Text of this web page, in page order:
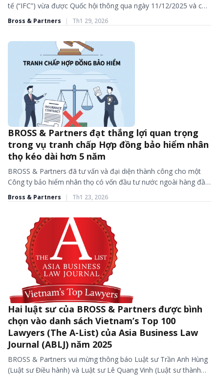
tế (“IFC”) vừa được Quốc hội thông qua ngày 11/12/2025 và có
Bross & Partners | Th1 29, 2026
BÀI VIẾT - TIN TỨC
BROSS & Partners đạt thắng lợi quan trọng
trong vụ tranh chấp Hợp đồng bảo hiểm nhân
thọ kéo dài hơn 5 năm
BROSS & Partners đã tư vấn và đại diện thành công cho một
Công ty bảo hiểm nhân thọ có vốn đầu tư nước ngoài hàng đầu
Bross & Partners | Th1 23, 2026
BÀI VIẾT - TIN TỨC
Hai luật sư của BROSS & Partners được bình
chọn vào danh sách Vietnam’s Top 100
Lawyers (The A-List) của Asia Business Law
Journal (ABLJ) năm 2025
BROSS & Partners vui mừng thông báo Luật sư Trần Anh Hùng
(Luật sư Điều hành) và Luật sư Lê Quang Vinh (Luật sư thành